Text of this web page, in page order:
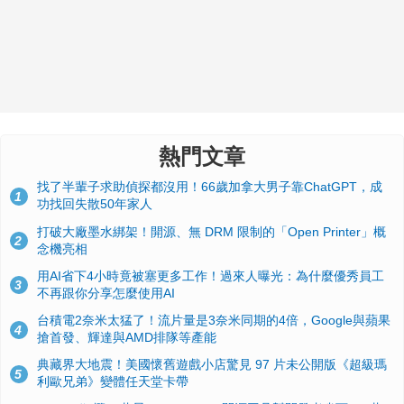
熱門文章
1
找了半輩子求助偵探都沒用！66歲加拿大男子靠ChatGPT，成
功找回失散50年家人
2
打破大廠墨水綁架！開源、無 DRM 限制的「Open Printer」概
念機亮相
3
用AI省下4小時竟被塞更多工作！過來人曝光：為什麼優秀員工
不再跟你分享怎麼使用AI
4
台積電2奈米太猛了！流片量是3奈米同期的4倍，Google與蘋果
搶首發、輝達與AMD排隊等產能
5
典藏界大地震！美國懷舊遊戲小店驚見 97 片未公開版《超級瑪
利歐兄弟》變體任天堂卡帶